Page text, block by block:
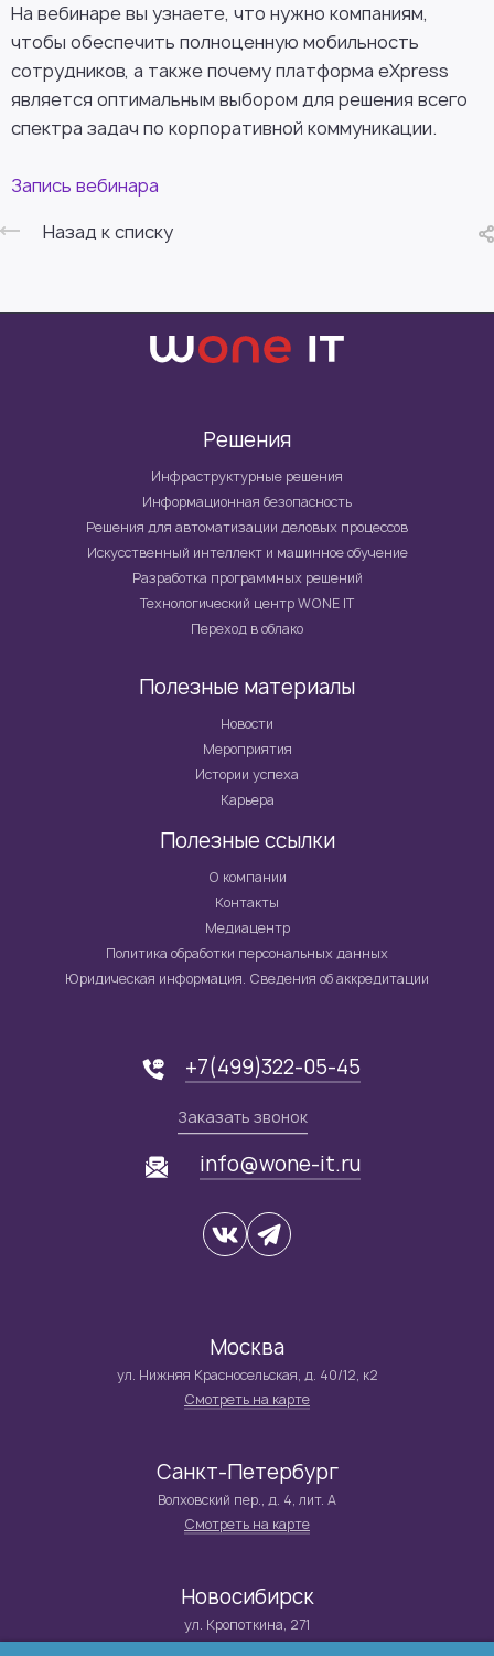
На вебинаре вы узнаете, что нужно компаниям,
чтобы обеспечить полноценную мобильность
сотрудников, а также почему платформа eXpress
является оптимальным выбором для решения всего
спектра задач по корпоративной коммуникации.
Запись вебинара
Назад к списку
Решения
Инфраструктурные решения
Информационная безопасность
Решения для автоматизации деловых процессов
Искусственный интеллект и машинное обучение
Разработка программных решений
Технологический центр WONE IT
Переход в облако
Полезные материалы
Новости
Мероприятия
Истории успеха
Карьера
Полезные ссылки
О компании
Контакты
Медиацентр
Политика обработки персональных данных
Юридическая информация. Сведения об аккредитации
+7(499)322-05-45
Заказать звонок
info@wone-it.ru
Москва
ул. Нижняя Красносельская, д. 40/12, к2
Смотреть на карте
Санкт-Петербург
Волховский пер., д. 4, лит. А
Смотреть на карте
Новосибирск
ул. Кропоткина, 271